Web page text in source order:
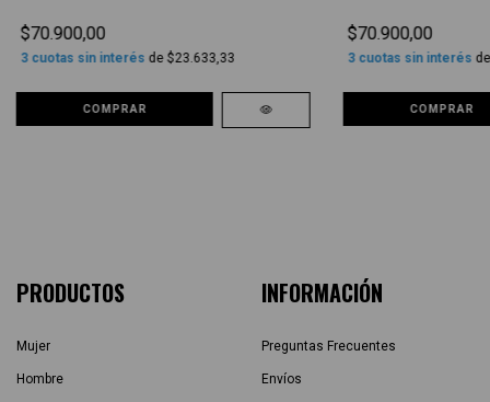
$70.900,00
3cuotas sin interés de $23.633,33
COMPRAR
$70.900,00
3cuotas sin interés
COMPRAR
PRODUCTOS
Mujer
Hombre
INFORMACIÓN
Preguntas Frecuentes
Envíos